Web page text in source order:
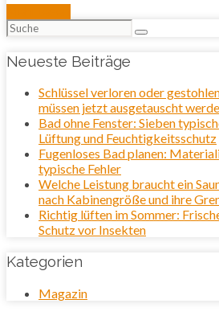
Suchen
nach:
Neueste Beiträge
Schlüssel verloren oder
müssen jetzt ausgetauscht
Bad ohne Fenster: Sieben
Lüftung und Feuchtigkeitsschutz
Fugenloses Bad planen:
typische Fehler
Welche Leistung braucht ein
nach Kabinengröße und ihre
Richtig lüften im Sommer:
Schutz vor Insekten
Kategorien
Magazin